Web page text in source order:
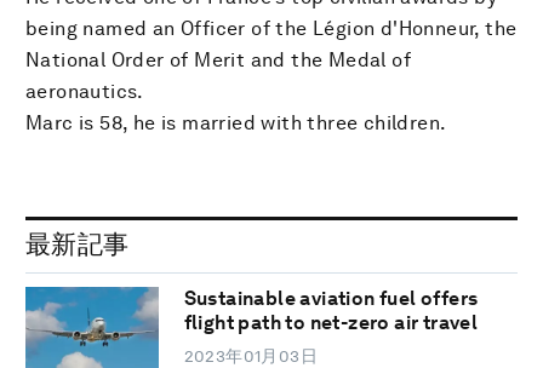
being named an Officer of the Légion d'Honneur, the
National Order of Merit and the Medal of
aeronautics.
Marc is 58, he is married with three children.
最新記事
Sustainable aviation fuel offers
flight path to net-zero air travel
2023年01月03日